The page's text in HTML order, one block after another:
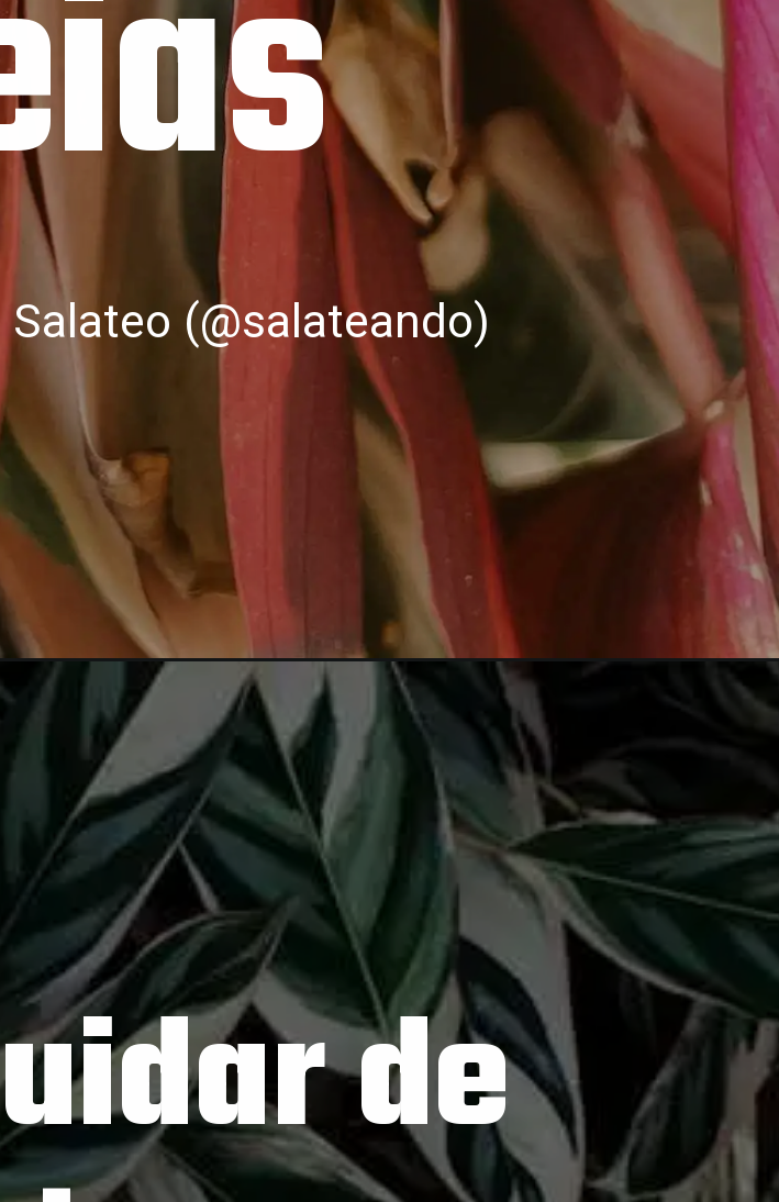
(@salateando)